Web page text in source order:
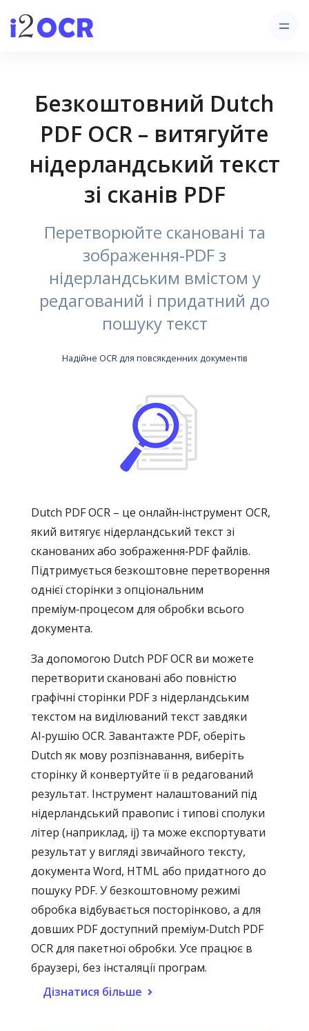
Безкоштовний Dutch
PDF OCR – витягуйте
нідерландський текст
зі сканів PDF
Перетворюйте скановані та
зображення‑PDF з
нідерландським вмістом у
редагований і придатний до
пошуку текст
Надійне OCR для повсякденних документів
Dutch PDF OCR – це онлайн‑інструмент OCR,
який витягує нідерландський текст зі
сканованих або зображення‑PDF файлів.
Підтримується безкоштовне перетворення
однієї сторінки з опціональним
преміум‑процесом для обробки всього
документа.
За допомогою Dutch PDF OCR ви можете
перетворити скановані або повністю
графічні сторінки PDF з нідерландським
текстом на виділюваний текст завдяки
AI‑рушію OCR. Завантажте PDF, оберіть
Dutch як мову розпізнавання, виберіть
сторінку й конвертуйте її в редагований
результат. Інструмент налаштований під
нідерландський правопис і типові сполуки
літер (наприклад, ij) та може експортувати
результат у вигляді звичайного тексту,
документа Word, HTML або придатного до
пошуку PDF. У безкоштовному режимі
обробка відбувається посторінково, а для
довших PDF доступний преміум‑Dutch PDF
OCR для пакетної обробки. Усе працює в
браузері, без інсталяції програм.
Дізнатися більше